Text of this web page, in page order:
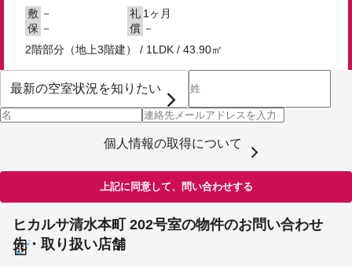
敷 － 礼 1ヶ月
保 － 償 －
2階部分（地上3階建） / 1LDK / 43.90㎡
個人情報の取得について
上記に同意して、問い合わせする
ヒカルサ清水本町 202号室の物件のお問い合わせ
先・取り扱い店舗